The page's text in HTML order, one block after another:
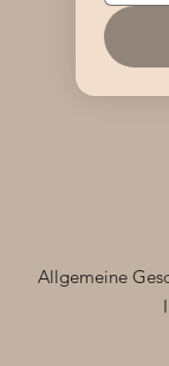
Allgemeine